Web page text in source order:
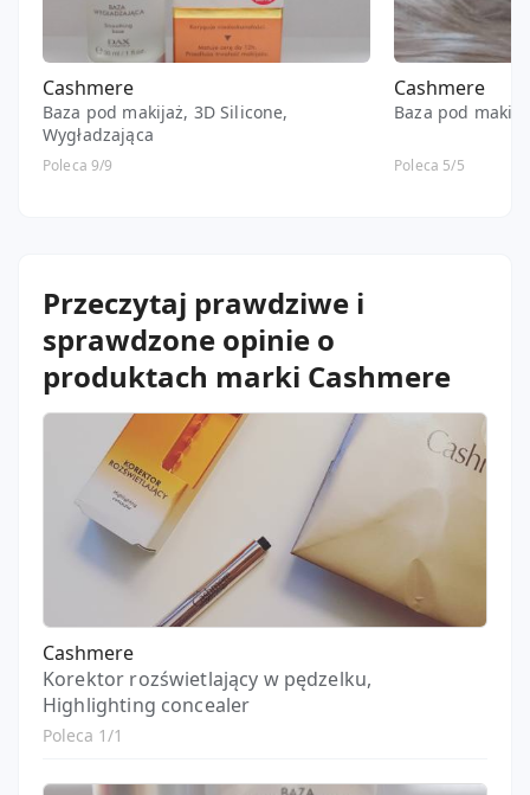
Cashmere
Baza pod makijaż, 3D Silicone,
Wygładzająca
Poleca 9/9
Cashmere
Baza pod
Poleca 5/5
Przeczytaj prawdziwe i
sprawdzone opinie o
produktach marki Cashmere
Cashmere
Korektor rozświetlający w pędzelku,
Highlighting concealer
Poleca 1/1